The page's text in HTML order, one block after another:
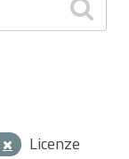
Licenze